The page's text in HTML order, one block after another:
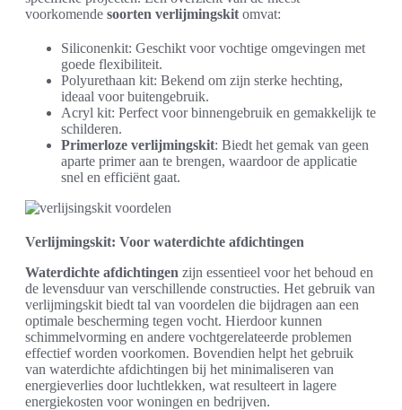
voorkomende soorten verlijmingskit omvat:
Siliconenkit: Geschikt voor vochtige omgevingen met
goede flexibiliteit.
Polyurethaan kit: Bekend om zijn sterke hechting,
ideaal voor buitengebruik.
Acryl kit: Perfect voor binnengebruik en gemakkelijk te
schilderen.
Primerloze verlijmingskit: Biedt het gemak van geen
aparte primer aan te brengen, waardoor de applicatie
snel en efficiënt gaat.
Verlijmingskit: Voor waterdichte afdichtingen
Waterdichte afdichtingen zijn essentieel voor het behoud en
de levensduur van verschillende constructies. Het gebruik van
verlijmingskit biedt tal van voordelen die bijdragen aan een
optimale bescherming tegen vocht. Hierdoor kunnen
schimmelvorming en andere vochtgerelateerde problemen
effectief worden voorkomen. Bovendien helpt het gebruik
van waterdichte afdichtingen bij het minimaliseren van
energieverlies door luchtlekken, wat resulteert in lagere
energiekosten voor woningen en bedrijven.